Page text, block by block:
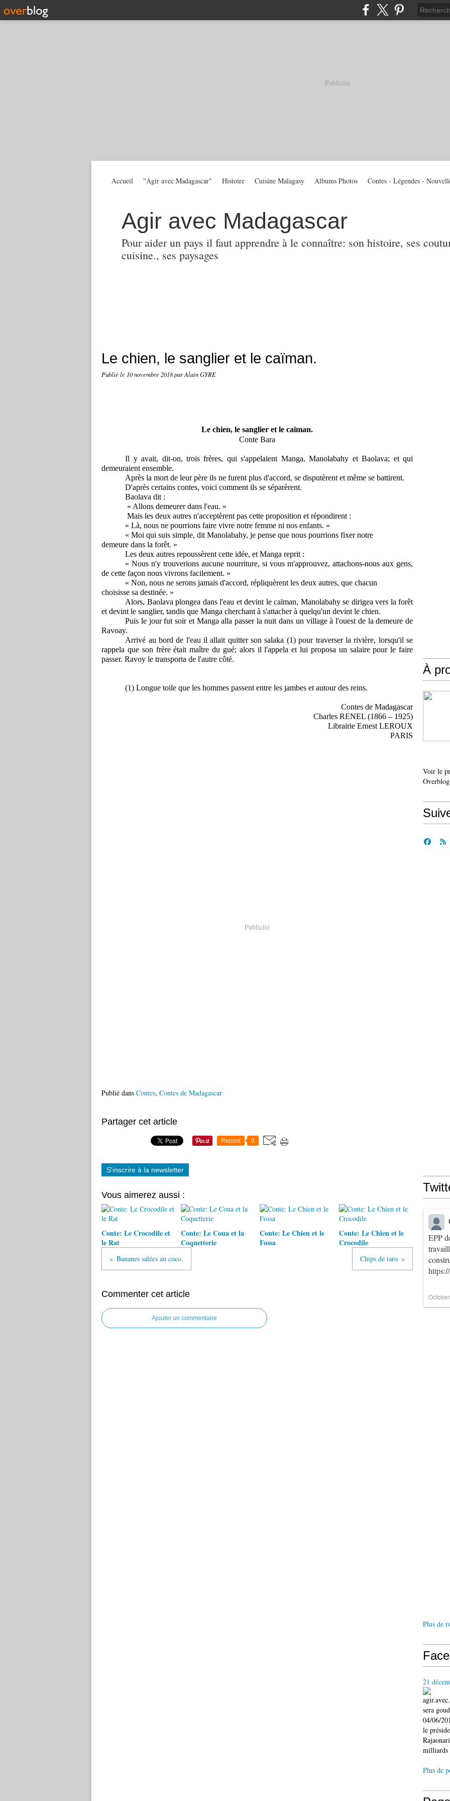
Publicité
Agir avec Madagascar
Pour aider un pays il faut apprendre à le connaître: son histoire, ses
cuisine., ses paysages
Accueil "Agir avec Madagascar" Histoire Cuisine Malagasy Albums Photos Contes - Légendes -
Le chien, le sanglier et le caïman.
Publié le 10 novembre 2018par Alain GYRE
Le chien, le sanglier et le caïman.
Conte Bara
Il y avait, dit-on, trois frères, qui s'appelaient Manga, Manolabahy et Baolava; et qui
demeuraient ensemble.
Après la mort de leur père ils ne furent plus d'accord, se disputèrent et même se battirent.
D'après certains contes, voici comment ils se séparèrent.
Baolava dit :
« Allons demeurer dans l'eau. »
Mais les deux autres n'acceptèrent pas cette proposition et répondirent :
« Là, nous ne pourrions faire vivre notre femme ni nos enfants. »
«Moi qui suis simple, dit Manolabahy, je pense que nous pourrions fixer notre
demeure dans la forêt. »
Les deux autres repoussèrent cette idée, et Manga reprit :
« Nous n'y trouverions aucune nourriture, si vous m'approuvez, attachons-nous aux gens,
de cette façon nous vivrons facilement. »
« Non, nous ne serons jamais d'accord, répliquèrent les deux autres, que chacun
choisisse sa destinée. »
Alors, Baolava plongea dans l'eau et devint le caïman, Manolabahy se dirigea vers la forêt
et devint le sanglier, tandis que Manga cherchant à s'attacher à quelqu'un devint le chien.
Puis le jour fut soir et Manga alla passer la nuit dans un village à l'ouest de la demeure de
Ravoay.
Arrivé au bord de l'eau il allait quitter son salaka (1) pour traverser la rivière, lorsqu'il se
rappela que son frère était maître du gué; alors il l'appela et lui proposa un salaire pour le faire
passer. Ravoy le transporta de l'autre côté.
(1) Longue toile que les hommes passent entre les jambes et autour des reins.
Contes de Madagascar
Charles RENEL (1866 – 1925)
Librairie Ernest LEROUX
PARIS
Publicité
Publié dans Contes, Contes de Madagascar
Partager cet article
Repost 0
S'inscrire à la newsletter
Vous aimerez aussi :
Conte: Le Crocodile et
le Rat
Conte: Le Coua et la
Coquetterie
Conte: Le Chien et le
Fossa
Conte: Le Chien et le
Crocodile
Bananes salées au coco. Chips de taro
Commenter cet article
Ajouter un commentaire
À
Voir le
Overblog
EPP
Plus de
21
sera
04/06/
le
milliards
Plus de